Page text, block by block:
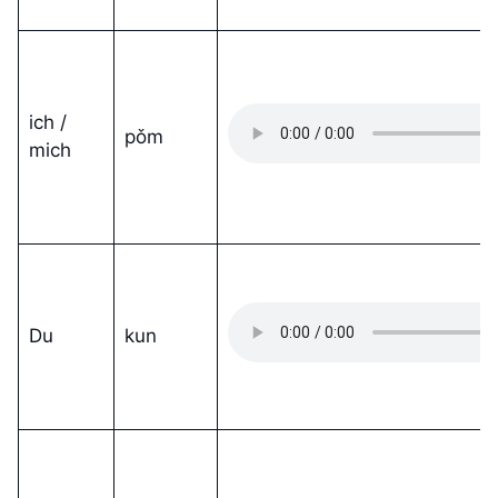
ich /
mich
pǒm
Du kun